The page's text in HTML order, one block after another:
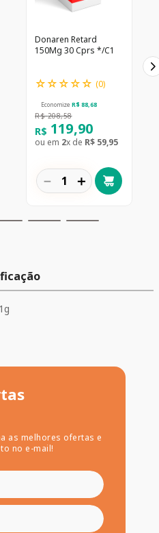
Donaren Retard
150Mg 30 Cprs */C1
☆☆☆☆☆ (0)
Economize R$ 88,68
R$ 208,58
R$ 119,90
ou em 2x de R$ 59,95
＋
－
as melhores ofertas e
no e-mail!